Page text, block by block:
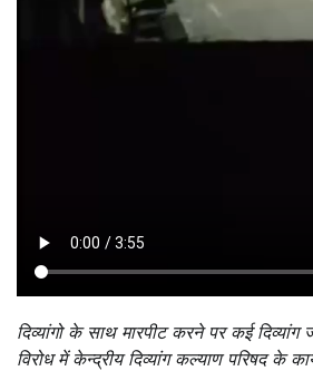
दिव्यांगो के साथ मारपीट करने पर कई
विरोध में केन्द्रीय दिव्यांग कल्याण परिषद के